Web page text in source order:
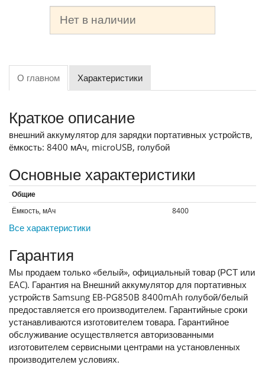
Нет в наличии
О главном Характеристики
Краткое описание
внешний аккумулятор для зарядки портативных устройств,
ёмкость: 8400 мАч, microUSB, голубой
Основные характеристики
Общие
Ёмкость, мАч
8400
Все характеристики
Гарантия
Мы продаем только «белый», официальный товар (РСТ или
EAC). Гарантия на Внешний аккумулятор для портативных
устройств Samsung EB-PG850B 8400mAh голубой/белый
предоставляется его производителем. Гарантийные сроки
устанавливаются изготовителем товара. Гарантийное
обслуживание осуществляется авторизованными
изготовителем сервисными центрами на установленных
производителем условиях.